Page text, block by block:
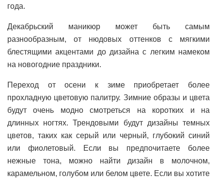
года.
Декабрьский маникюр может быть самым
разнообразным, от нюдовых оттенков с мягкими
блестящими акцентами до дизайна с легким намеком
на новогодние праздники.
Переход от осени к зиме приобретает более
прохладную цветовую палитру. Зимние образы и цвета
будут очень модно смотреться на коротких и на
длинных ногтях. Трендовыми будут дизайны темных
цветов, таких как серый или черный, глубокий синий
или фиолетовый. Если вы предпочитаете более
нежные тона, можно найти дизайн в молочном,
карамельном, голубом или белом цвете. Если вы хотите